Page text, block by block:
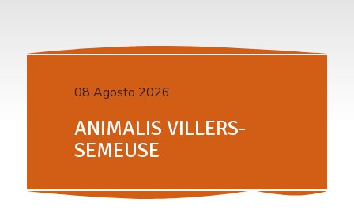
08 Agosto 2026
ANIMALIS VILLERS-
SEMEUSE